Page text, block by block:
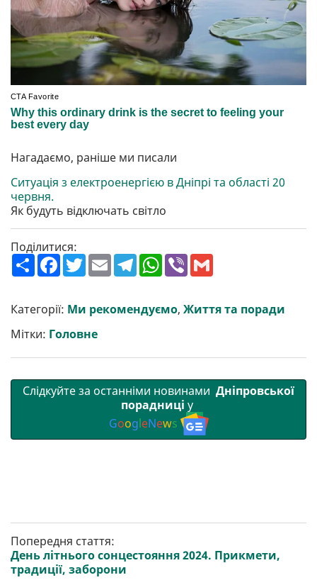
Нагадаємо, раніше ми писали
Ситуація з електроенергією в Дніпрі та області 20
червня.
Як будуть відключать світло
Поділитися:
П
о
р
и
т
и
F
a
b
o
o
k
T
w
e
r
E
m
l
T
e
g
r
W
h
s
A
V
r l
Категорії: Ми рекомендуємо, Життя та поради
Мітки: Головне
Слідкуйте за останніми новинами Дніпровської
порадниці у
GoogleNews
Попередня стаття:
День літнього сонцестояння 2024. Прикмети,
традиції, заборони